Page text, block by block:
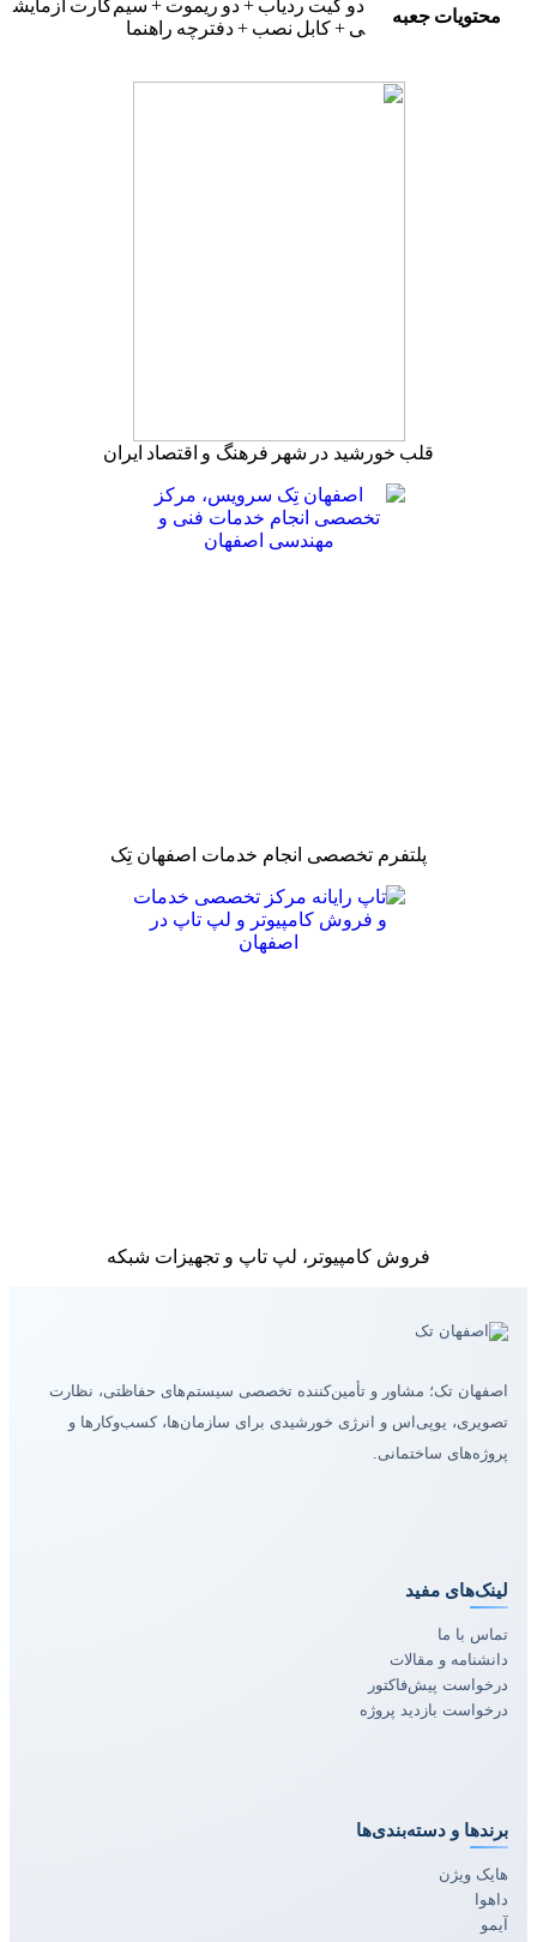
محتویات جعبه
دو کیت ردیاب + دو ریموت + سیم‌کارت آزمایش
ی + کابل نصب + دفترچه راهنما
قلب خورشید در شهر فرهنگ و اقتصاد ایران
پلتفرم تخصصی انجام خدمات اصفهان تِک
فروش کامپیوتر، لپ تاپ و تجهیزات شبکه
اصفهان تک؛ مشاور و تأمین‌کننده تخصصی سیستم‌های حفاظتی، نظارت
تصویری، یوپی‌اس و انرژی خورشیدی برای سازمان‌ها، کسب‌وکارها و
پروژه‌های ساختمانی.
لینک‌های مفید
تماس با ما
دانشنامه و مقالات
درخواست پیش‌فاکتور
درخواست بازدید پروژه
برندها و دسته‌بندی‌ها
هایک ویژن
داهوا
آیمو